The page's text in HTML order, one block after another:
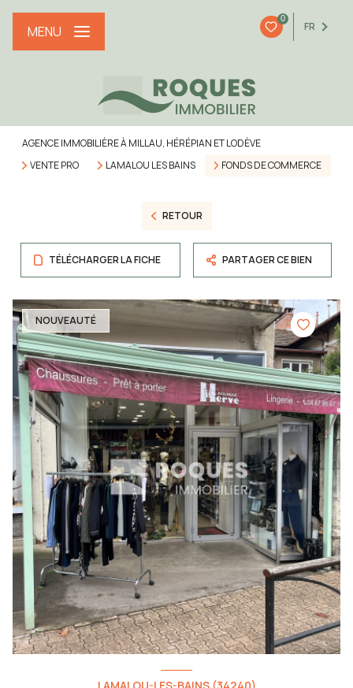
0
FR
MENU
AGENCE IMMOBILIÈRE À MILLAU, HÉRÉPIAN ET LODÈVE
VENTE PRO
LAMALOU LES BAINS FONDS DE COMMERCE
RETOUR
TÉLÉCHARGER LA FICHE PARTAGER CE BIEN
NOUVEAUTÉ
LAMALOU-LES-BAINS (34240)